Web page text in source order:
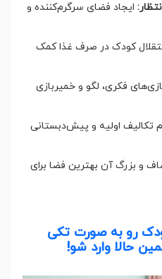
ایجاد فضای سرگرم‌کننده و
کودک در صرف غذا کمک
فکری، لگو و خمیربازی
تکالیف اولیه و پیش‌دبستانی
و بزرگ آن بهترین فضا برای
رو به صورت تکی
حالا وارد شو!